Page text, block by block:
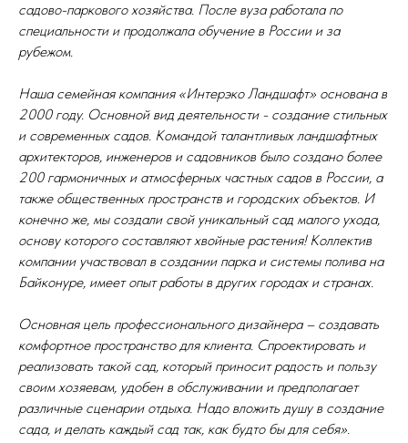
садово-паркового хозяйства. После вуза работала по
специальности и продолжала обучение в России и за
рубежом.
Наша семейная компания «Интерэко Ландшафт» основана в
2000 году. Основной вид деятельности - создание стильных
и современных садов. Командой талантливых ландшафтных
архитекторов, инженеров и садовников было создано более
200 гармоничных и атмосферных частных садов в России, а
также общественных пространств и городских объектов. И
конечно же, мы создали свой уникальный сад малого ухода,
основу которого составляют хвойные растения! Коллектив
компании участвовал в создании парка и системы полива на
Байконуре, имеет опыт работы в других городах и странах.
Основная цель профессионального дизайнера – создавать
комфортное пространство для клиента. Спроектировать и
реализовать такой сад, который приносит радость и пользу
своим хозяевам, удобен в обслуживании и предполагает
различные сценарии отдыха. Надо вложить душу в создание
сада, и делать каждый сад так, как будто бы для себя».